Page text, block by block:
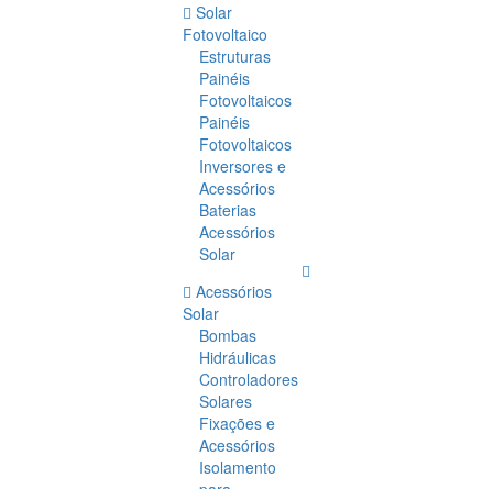
Solar
Fotovoltaico
Estruturas
Painéis
Fotovoltaicos
Painéis
Fotovoltaicos
Inversores e
Acessórios
Baterias
Acessórios
Solar
Acessórios
Solar
Bombas
Hidráulicas
Controladores
Solares
Fixações e
Acessórios
Isolamento